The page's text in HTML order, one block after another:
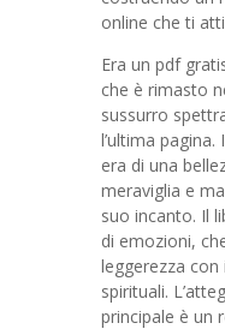
online che ti
Era un pdf
che è rimasto
sussurro
l’ultima
era di una
meraviglia e
suo incanto. Il
di emozioni,
leggerezza
spirituali.
principale è un